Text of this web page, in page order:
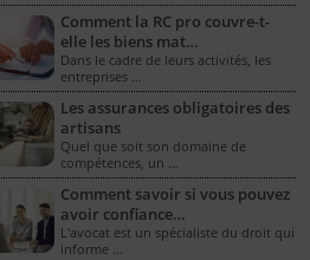
Comment la RC pro couvre-t-
elle les biens mat…
Dans le cadre de leurs activités, les
entreprises …
Les assurances obligatoires des
artisans
Quel que soit son domaine de
compétences, un …
Comment savoir si vous pouvez
avoir confiance…
L'avocat est un spécialiste du droit qui
informe …